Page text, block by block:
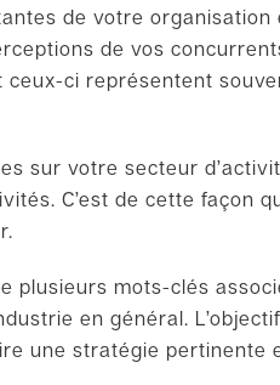
de votre organisation
de vos
ci représentent
sur votre secteur
C’est de cette façon
plusieurs mots-clés
en général.
une stratégie pertinente